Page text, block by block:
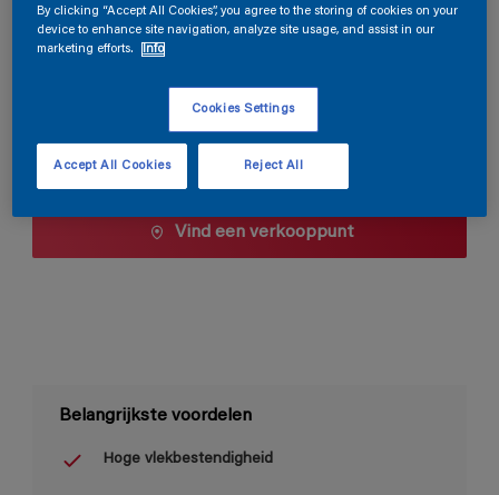
Verpakkingsgrootte
0,5 L
Verfcalculator
Bereken
Vind een verkooppunt
Belangrijkste voordelen
Hoge vlekbestendigheid
By clicking “Accept All Cookies”, you agree to the storing of cookies on your
device to enhance site navigation, analyze site usage, and assist in our
marketing efforts.
Info
Cookies Settings
Reject All
Accept All Cookies